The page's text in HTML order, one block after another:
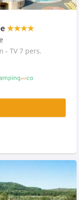
★★★★
- TV 7 pers.